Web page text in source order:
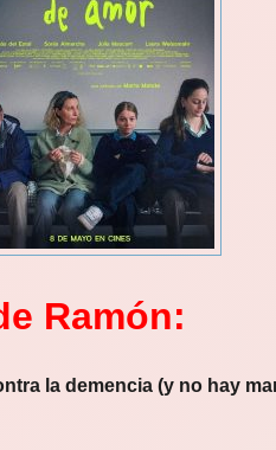
Ramón:
la demencia (y no hay